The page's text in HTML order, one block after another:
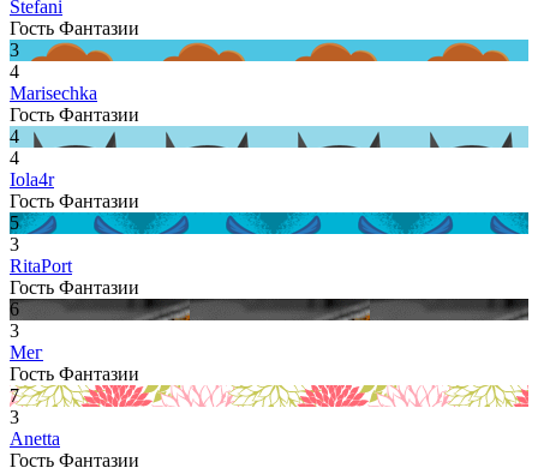
Stefani
Гость Фантазии
3
4
Marisechka
Гость Фантазии
4
4
Iola4r
Гость Фантазии
5
3
RitaPort
Гость Фантазии
6
3
Мег
Гость Фантазии
7
3
Anetta
Гость Фантазии